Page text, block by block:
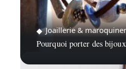
Joaillerie &
Pourquoi porter des